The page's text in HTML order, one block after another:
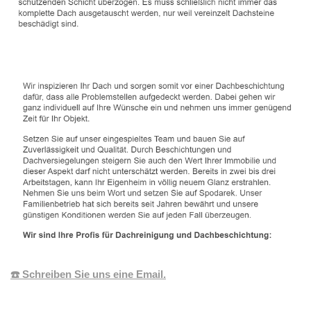
☎️ Schreiben Sie uns eine Email.